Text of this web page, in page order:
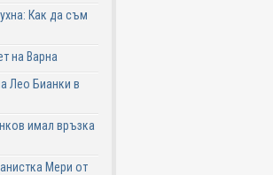
Как да съм
на Варна
Лео Бианки в
имал връзка
Мери от